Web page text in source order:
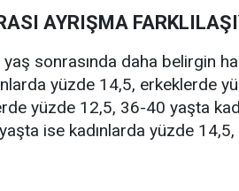
AYRIŞMA
yaş sonrasında daha belirgin
yüzde 14,5, erkeklerde
yüzde 12,5, 36-40 yaşta
ise kadınlarda yüzde